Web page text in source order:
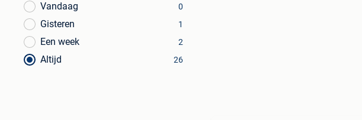
Vandaag
0
Gisteren 1
Een week 2
Altijd 26